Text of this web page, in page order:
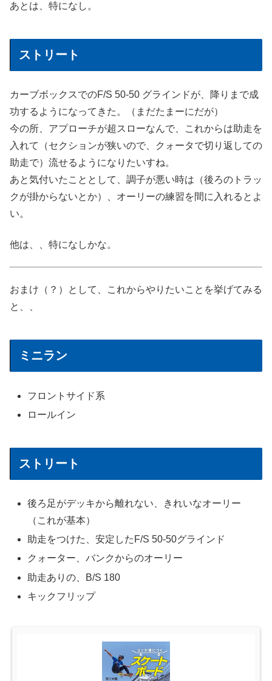
あとは、特になし。
ストリート
カーブボックスでのF/S 50-50 グラインドが、降りまで成
功するようになってきた。（まだたまーにだが）
今の所、アプローチが超スローなんで、これからは助走を
入れて（セクションが狭いので、クォータで切り返しての
助走で）流せるようになりたいすね。
あと気付いたこととして、調子が悪い時は（後ろのトラッ
クが掛からないとか）、オーリーの練習を間に入れるとよ
い。
他は、、特になしかな。
おまけ（？）として、これからやりたいことを挙げてみる
と、、
ミニラン
フロントサイド系
ロールイン
ストリート
後ろ足がデッキから離れない、きれいなオーリー
（これが基本）
助走をつけた、安定したF/S 50-50グラインド
クォーター、バンクからのオーリー
助走ありの、B/S 180
キックフリップ